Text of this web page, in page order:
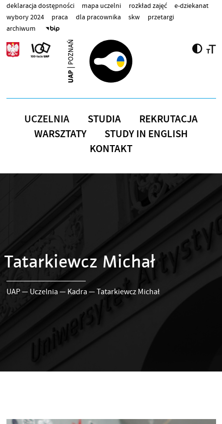
Przejdź do treści
deklaracja dostępności mapa uczelni rozkład zajęć
e-dziekanat
wybory 2024
praca dla pracownika skw
przetargi
archiwum
UCZELNIA STUDIA
REKRUTACJA
WARSZTATY
STUDY IN ENGLISH
KONTAKT
Tatarkiewcz Michał
UAP— Uczelnia — Kadra —Tatarkiewcz Michał